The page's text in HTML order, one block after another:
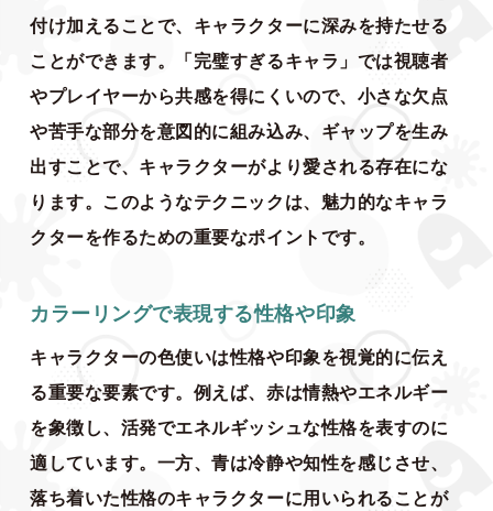
付け加えることで、キャラクターに深みを持たせる
ことができます。「完璧すぎるキャラ」では視聴者
やプレイヤーから共感を得にくいので、小さな欠点
や苦手な部分を意図的に組み込み、ギャップを生み
出すことで、キャラクターがより愛される存在にな
ります。このようなテクニックは、魅力的なキャラ
クターを作るための重要なポイントです。
カラーリングで表現する性格や印象
キャラクターの色使いは性格や印象を視覚的に伝え
る重要な要素です。例えば、赤は情熱やエネルギー
を象徴し、活発でエネルギッシュな性格を表すのに
適しています。一方、青は冷静や知性を感じさせ、
落ち着いた性格のキャラクターに用いられることが